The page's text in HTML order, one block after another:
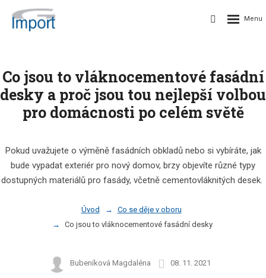
Co jsou to vláknocementové fasádní
desky a proč jsou tou nejlepší volbou
pro domácnosti po celém světě
Pokud uvažujete o výměně fasádních obkladů nebo si vybíráte, jak
bude vypadat exteriér pro nový domov, brzy objevíte různé typy
dostupných materiálů pro fasády, včetně cementovláknitých desek.
Úvod
Co se děje v oboru
Co jsou to vláknocementové fasádní desky
Bubeníková Magdaléna 08. 11. 2021